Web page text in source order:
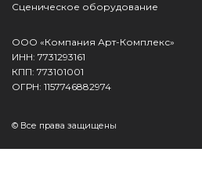
Сценическое оборудование
ООО «Компания Арт-Комплекс»
ИНН: 7731293161
КПП: 773101001
ОГРН: 1157746882974
© Все права защищены